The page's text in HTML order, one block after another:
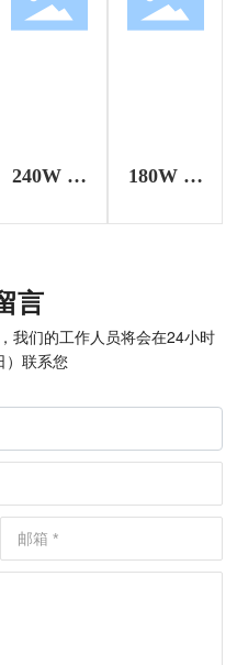
240W 氮
配器
180W 氮
言
我们的工作人员将会在24小时
）联系您